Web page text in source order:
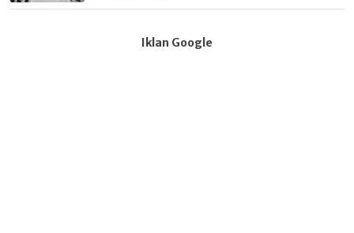
Iklan Google